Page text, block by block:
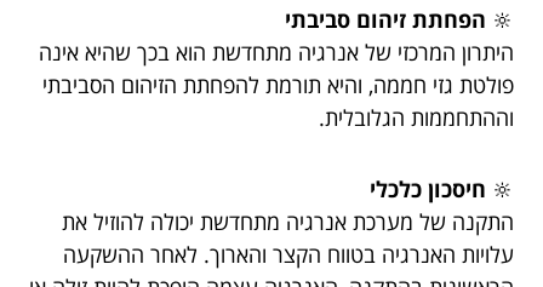
🔆 הפחתת זיהום סביבתי
היתרון המרכזי של אנרגיה מתחדשת הוא בכך שהיא אינה
פולטת גזי חממה, והיא תורמת להפחתת הזיהום הסביבתי
וההתחממות הגלובלית.
🔆 חיסכון כלכלי
התקנה של מערכת אנרגיה מתחדשת יכולה להוזיל את
עלויות האנרגיה בטווח הקצר והארוך. לאחר ההשקעה